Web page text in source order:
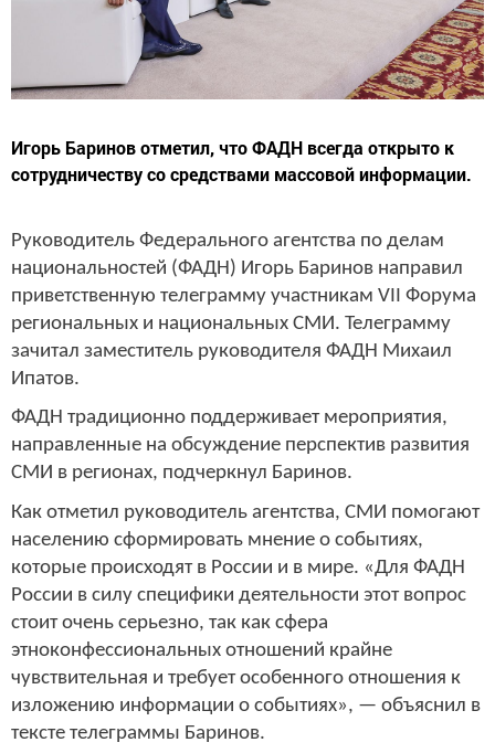
Игорь Баринов отметил, что ФАДН всегда открыто к
сотрудничеству со средствами массовой информации.
Руководитель Федерального агентства по делам
национальностей (ФАДН) Игорь Баринов направил
приветственную телеграмму участникам VII Форума
региональных и национальных СМИ. Телеграмму
зачитал заместитель руководителя ФАДН Михаил
Ипатов.
ФАДН традиционно поддерживает мероприятия,
направленные на обсуждение перспектив развития
СМИ в регионах, подчеркнул Баринов.
Как отметил руководитель агентства, СМИ помогают
населению сформировать мнение о событиях,
которые происходят в России и в мире. «Для ФАДН
России в силу специфики деятельности этот вопрос
стоит очень серьезно, так как сфера
этноконфессиональных отношений крайне
чувствительная и требует особенного отношения к
изложению информации о событиях», — объяснил в
тексте телеграммы Баринов.